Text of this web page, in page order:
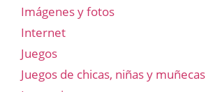
Imágenes y fotos
Internet
Juegos
Juegos de chicas, niñas y muñecas